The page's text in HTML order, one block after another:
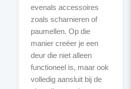
evenals accessoires
zoals scharnieren of
paumellen. Op die
manier creëer je een
deur die niet alleen
functioneel is, maar ook
volledig aansluit bij de